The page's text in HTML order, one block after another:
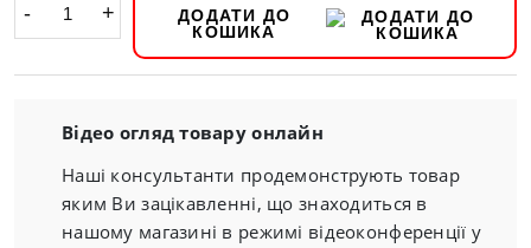
- +
ДОДАТИ ДО
КОШИКА
Відео огляд товару онлайн
Наші консультанти продемонструють товар
яким Ви зацікавленні, що знаходиться в
нашому магазині в режимі відеоконференції у